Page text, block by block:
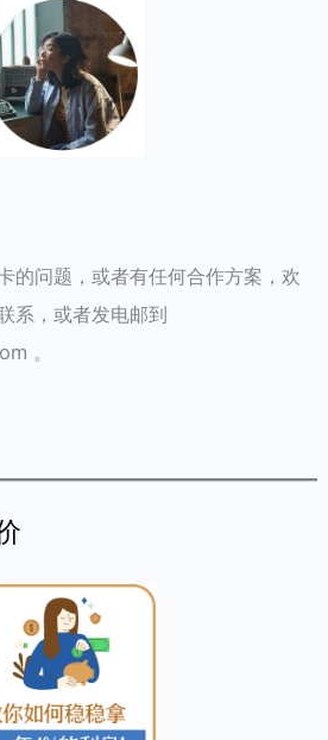
的问题，或者有任何合作方案，欢
系，或者发电邮到
。